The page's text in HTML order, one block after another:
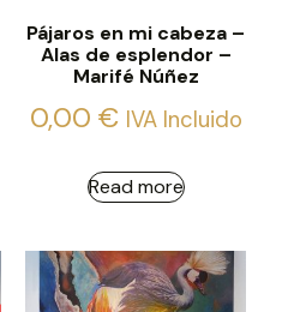
Pájaros en mi cabeza –
Alas de esplendor –
Marifé Núñez
0,00 € IVA Incluido
Read more